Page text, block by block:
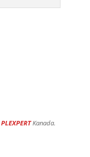
PLEXPERTKanada.